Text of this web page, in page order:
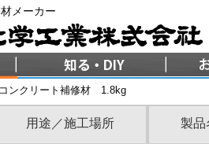
メーカー
ンクリート補修材 1.8kg
用途／施工場所 製品